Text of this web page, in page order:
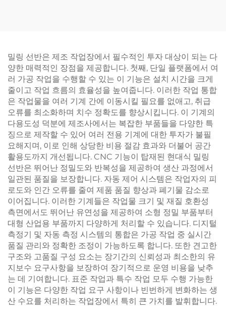
밀링 선반은 제조 작업장에서 필수적인 투자 대상이 되는 다
양한 매력적인 장점을 제공합니다. 첫째, 단일 플랫폼에서 여
러 가공 작업을 수행할 수 있는 이 기능은 설치 시간을 크게
줄이고 작업 흐름의 효율성을 높여줍니다. 이러한 작업 통합
은 작업물을 여러 기계 간에 이동시킬 필요를 없애고, 취급
오류를 최소화하며 치수 정확도를 향상시킵니다. 이 기계의
다용도성 덕분에 제조사에서는 복잡한 부품들을 다양한 특
징으로 제작할 수 있어 여러 전용 기계에 대한 투자가 불필
요해지며, 이로 인해 상당한 비용 절감 효과와 더불어 공간
활용도까지 개선됩니다. CNC 기능이 탑재된 현대식 밀링
선반은 뛰어난 정밀도와 반복성을 제공하여 생산 과정에서
일관된 품질을 보장합니다. 자동 제어 시스템은 작업자의 피
로도와 인간 오류를 줄여 제품 품질 향상과 폐기물 감소로
이어집니다. 이러한 기계들은 작업물 크기 및 재질 호환성
측면에서도 뛰어난 유연성을 제공하여 소형 정밀 부품부터
대형 산업용 부품까지 다양하게 처리할 수 있습니다. 디지털
측정기 및 자동 측정 시스템의 통합은 가공 작업 중 실시간
품질 관리와 정확한 조정이 가능하도록 합니다. 또한 견고한
구조와 고품질 구성 요소는 장기간의 신뢰성과 최소한의 유
지보수 요구사항을 보장하여 장기적으로 운영 비용을 낮추
는 데 기여합니다. 표준 작업과 특수 작업 모두 수행 가능한
이 기능은 다양한 작업 요구 사항이나 빈번하게 변화하는 생
산 수요를 처리하는 작업장에서 특히 큰 가치를 발휘합니다.